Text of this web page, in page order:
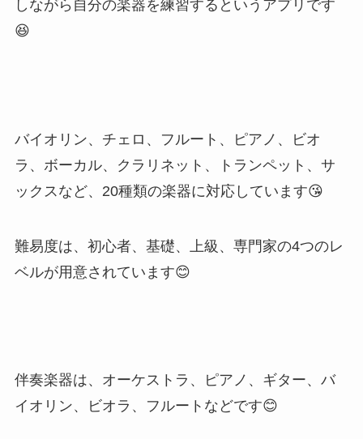
しながら自分の楽器を練習するというアプリです
😆
バイオリン、チェロ、フルート、ピアノ、ビオ
ラ、ボーカル、クラリネット、トランペット、サ
ックスなど、20種類の楽器に対応しています😘
難易度は、初心者、基礎、上級、専門家の4つのレ
ベルが用意されています😊
伴奏楽器は、オーケストラ、ピアノ、ギター、バ
イオリン、ビオラ、フルートなどです😊